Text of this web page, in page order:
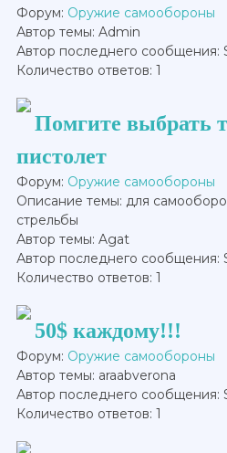
Форум: Оружие самообороны
Автор темы: Admin
Автор последнего сообщения:
Количество ответов: 1
Помгите выбрать
пистолет
Форум: Оружие самообороны
Описание темы: для
стрельбы
Автор темы: Agat
Автор последнего сообщения:
Количество ответов: 1
50$ каждому!!!
Форум: Оружие самообороны
Автор темы: araabverona
Автор последнего сообщения:
Количество ответов: 1